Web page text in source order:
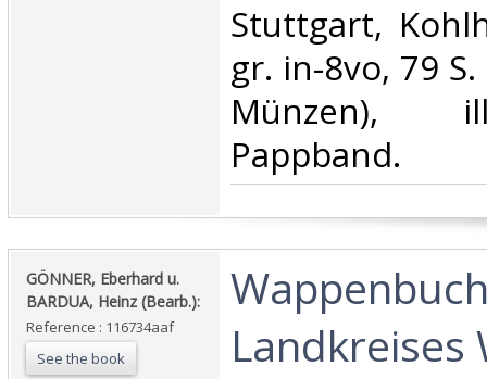
‎Stuttgart,
gr. in-8vo, 79
Münzen),
Pappband.‎
‎GÖNNER, Eberhard u.
BARDUA, Heinz (Bearb.):‎
Reference : 116734aaf
See the book
Landkreises